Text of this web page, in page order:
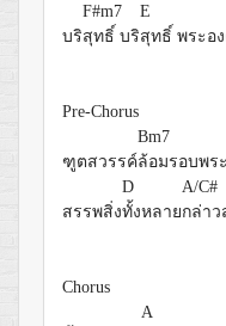
F#m7
E
บริสุทธิ์ บริสุทธิ์ พระอ
Pre-Chorus
Bm7
ฑูตสวรรค์ล้อมรอบพร
D
A/C#
สรรพสิ่งทั้งหลายกล่าว
Chorus
A